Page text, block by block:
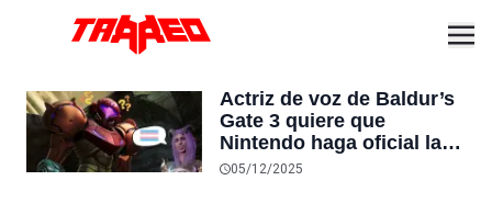
Actriz de voz de Baldur’s
Gate 3 quiere que
Nintendo haga oficial la
popular teoría de los fans
05/12/2025